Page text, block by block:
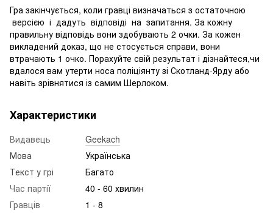
Гра закінчується, коли гравці визначаться з остаточною
версією і дадуть відповіді на запитання. За кожну
правильну відповідь вони здобувають 2 очки. За кожен
викладений доказ, що не стосується справи, вони
втрачають 1 очко. Порахуйте свій результат і дізнайтеся,чи
вдалося вам утерти носа поліціянту зі Скотланд-Ярду або
навіть зрівнятися із самим Шерлоком.
Характеристики
Видавець
Geekach
Мова
Українська
Текст у грі
Багато
Час партії
40 - 60 хвилин
Гравців
1 - 8